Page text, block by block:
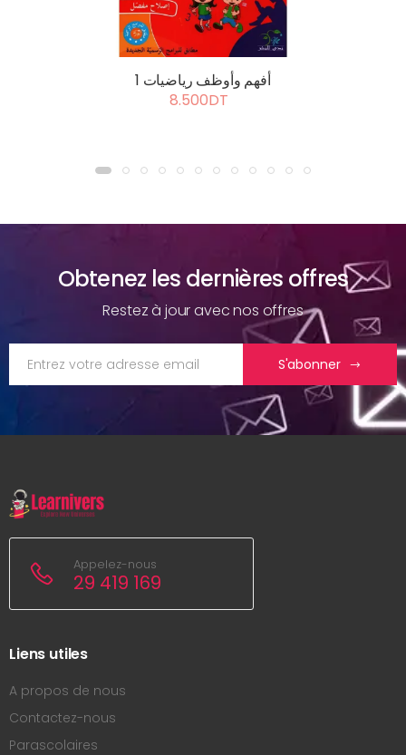
أفهم وأوظف رياضيات 1
8.500DT
Obtenez les dernières offres
Restez à jour avec nos offres
S'abonner
Appelez-nous
29 419 169
Liens utiles
A propos de nous
Contactez-nous
Parascolaires